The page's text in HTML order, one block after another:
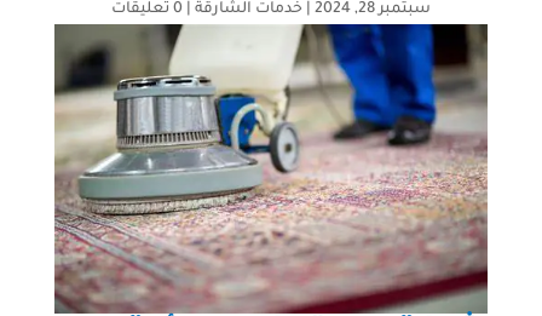
سبتمبر 28, 2024 خدمات الشارقة 0 تعليقات